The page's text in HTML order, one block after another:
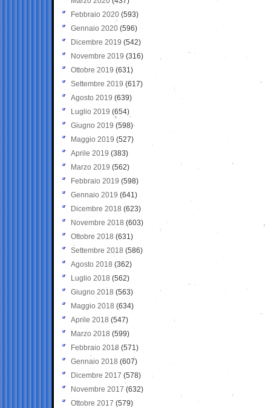
Febbraio 2020 (593)
Gennaio 2020 (596)
Dicembre 2019 (542)
Novembre 2019 (316)
Ottobre 2019 (631)
Settembre 2019 (617)
Agosto 2019 (639)
Luglio 2019 (654)
Giugno 2019 (598)
Maggio 2019 (527)
Aprile 2019 (383)
Marzo 2019 (562)
Febbraio 2019 (598)
Gennaio 2019 (641)
Dicembre 2018 (623)
Novembre 2018 (603)
Ottobre 2018 (631)
Settembre 2018 (586)
Agosto 2018 (362)
Luglio 2018 (562)
Giugno 2018 (563)
Maggio 2018 (634)
Aprile 2018 (547)
Marzo 2018 (599)
Febbraio 2018 (571)
Gennaio 2018 (607)
Dicembre 2017 (578)
Novembre 2017 (632)
Ottobre 2017 (579)